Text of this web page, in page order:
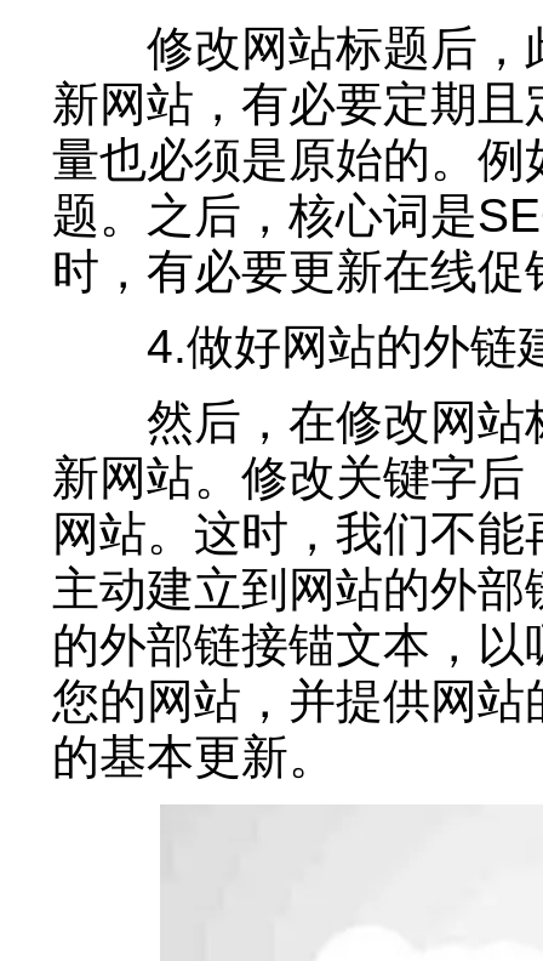
修改网站标题后，
新网站，有必要定期
量也必须是原始的。
题。之后，核心词是
时，有必要更新在线促
4.做好网站的外链
然后，在修改网站
新网站。修改关键字
网站。这时，我们不
主动建立到网站的外
的外部链接锚文本，
您的网站，并提供网
的基本更新。